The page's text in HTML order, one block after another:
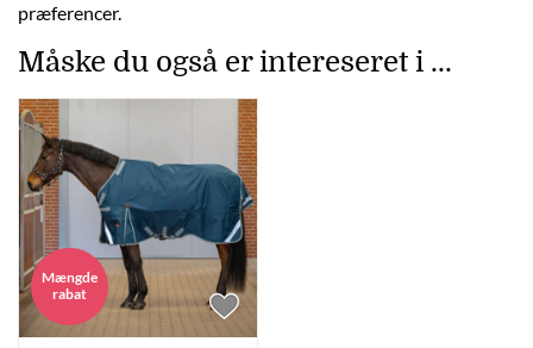
præferencer.
Måske du også er intereseret i ...
Mængde
rabat